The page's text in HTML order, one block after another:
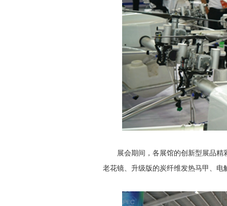
展会期间，各展馆的创新型展品精彩
老花镜、升级版的炭纤维发热马甲、